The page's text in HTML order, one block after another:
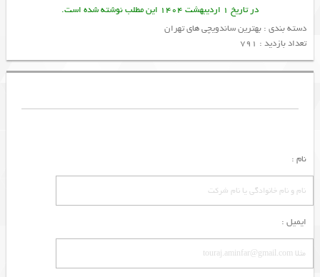
در تاریخ 1 اردیبهشت 1404 این مطلب نوشته شده است.
دسته بندی : بهترین ساندویچی های تهران
تعداد بازدید : 791
نام :
ایمیل :